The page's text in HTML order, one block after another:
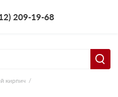
209-19-68
кирпич